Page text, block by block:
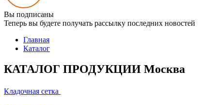
Вы подписаны
Теперь вы будете получать рассылку последних новостей
Главная
Каталог
КАТАЛОГ ПРОДУКЦИИ Москва
Кладочная сетка